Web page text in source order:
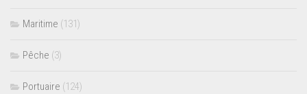
Maritime (131)
Pêche (3)
Portuaire (124)